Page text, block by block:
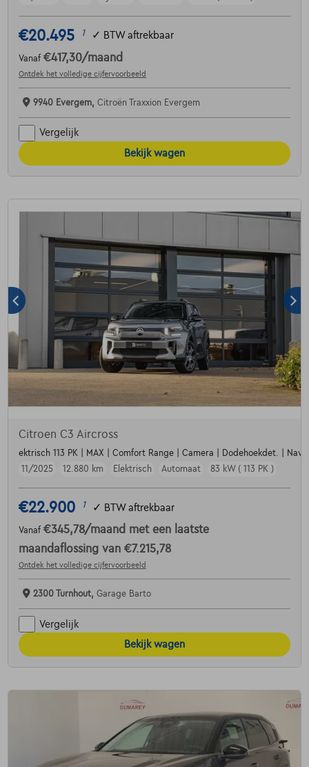
€20.495 1 ✓ BTW aftrekbaar
Vanaf €417,30/maand
Ontdek het volledige cijfervoorbeeld
9940 Evergem, Citroën Traxxion Evergem
Vergelijk
Bekijk wagen
Citroen C3 Aircross
ektrisch 113 PK | MAX | Comfort Range | Camera | Dodehoekdet. |
11/2025
12.880 km Elektrisch Automaat 83 kW ( 113 PK )
€22.900 1 ✓ BTW aftrekbaar
Vanaf €345,78/maand met een laatste
maandaflossing van €7.215,78
Ontdek het volledige cijfervoorbeeld
2300 Turnhout, Garage Barto
Vergelijk
Bekijk wagen